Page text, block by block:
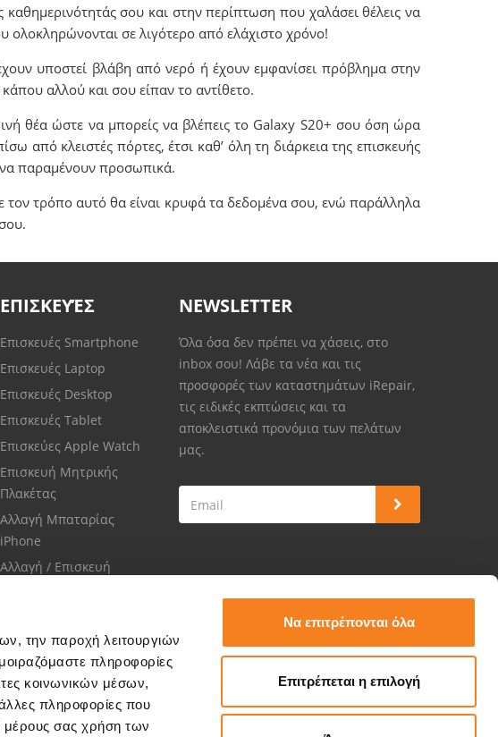
την παροχή λειτουργιών
πληροφορίες
κοινωνικών μέσων,
πληροφορίες που
μέρους σας χρήση των
Να επιτρέπονται όλα
Επιτρέπεται η επιλογή
σου και στην περίπτωση που χαλάσει θέλεις να
ολοκληρώνονται σε λιγότερο από ελάχιστο χρόνο!
υποστεί βλάβη από νερό ή έχουν εμφανίσει πρόβλημα στην
αλλού και σου είπαν το αντίθετο.
θέα ώστε να μπορείς να βλέπεις το Galaxy S20+ σου όση ώρα
από κλειστές πόρτες, έτσι καθ’ όλη τη διάρκεια της επισκευής
παραμένουν προσωπικά.
τον τρόπο αυτό θα είναι κρυφά τα δεδομένα σου, ενώ παράλληλα
ΕΠΙΣΚΕΥΈΣ
Επισκευές Smartphone
Επισκευές Laptop
Επισκευές Desktop
Επισκευές Tablet
Επισκεύες Apple Watch
Επισκευή Μητρικής
Πλακέτας
Αλλαγή Μπαταρίας
iPhone
Αλλαγή / Επισκευή
NEWSLETTER
Όλα όσα δεν πρέπει να χάσεις, στο
inbox σου! Λάβε τα νέα και τις
προσφορές των καταστημάτων iRepair,
τις ειδικές εκπτώσεις και τα
αποκλειστικά προνόμια των πελάτων
μας.